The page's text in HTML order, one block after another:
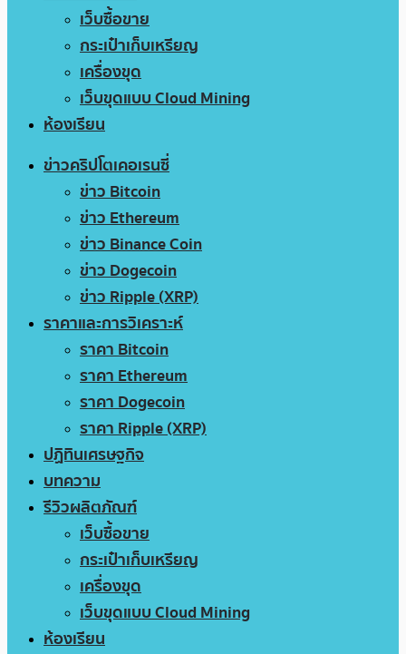
เว็บซื้อขาย
กระเป๋าเก็บเหรียญ
เครื่องขุด
เว็บขุดแบบ Cloud Mining
ห้องเรียน
ข่าวคริปโตเคอเรนซี่
ข่าว Bitcoin
ข่าว Ethereum
ข่าว Binance Coin
ข่าว Dogecoin
ข่าว Ripple (XRP)
ราคาและการวิเคราะห์
ราคา Bitcoin
ราคา Ethereum
ราคา Dogecoin
ราคา Ripple (XRP)
ปฏิทินเศรษฐกิจ
บทความ
รีวิวผลิตภัณฑ์
เว็บซื้อขาย
กระเป๋าเก็บเหรียญ
เครื่องขุด
เว็บขุดแบบ Cloud Mining
ห้องเรียน